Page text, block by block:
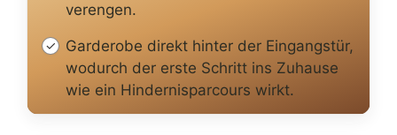
verengen.
Garderobe direkt hinter der Eingangstür,
wodurch der erste Schritt ins Zuhause
wie ein Hindernisparcours wirkt.